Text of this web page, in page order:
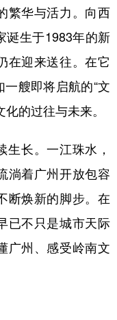
繁华与活力。向西
诞生于1983年的新
在迎来送往。在它
艘即将启航的“文
的过往与未来。
长。一江珠水，
淌着广州开放包容
断焕新的脚步。在
已不只是城市天际
广州、感受岭南文